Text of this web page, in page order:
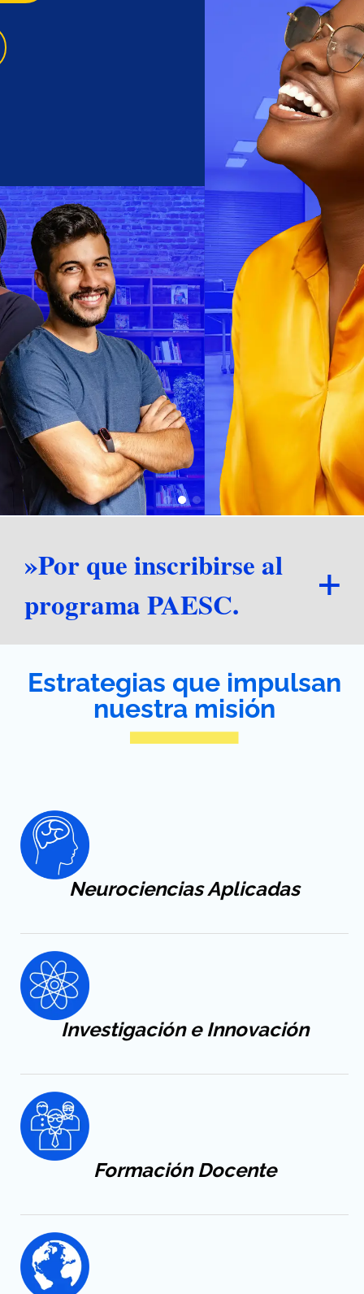
»Por que inscribirse al
programa PAESC.
Estrategias que impulsan
nuestra misión
Neurociencias Aplicadas
Investigación e Innovación
FormaciónDocente